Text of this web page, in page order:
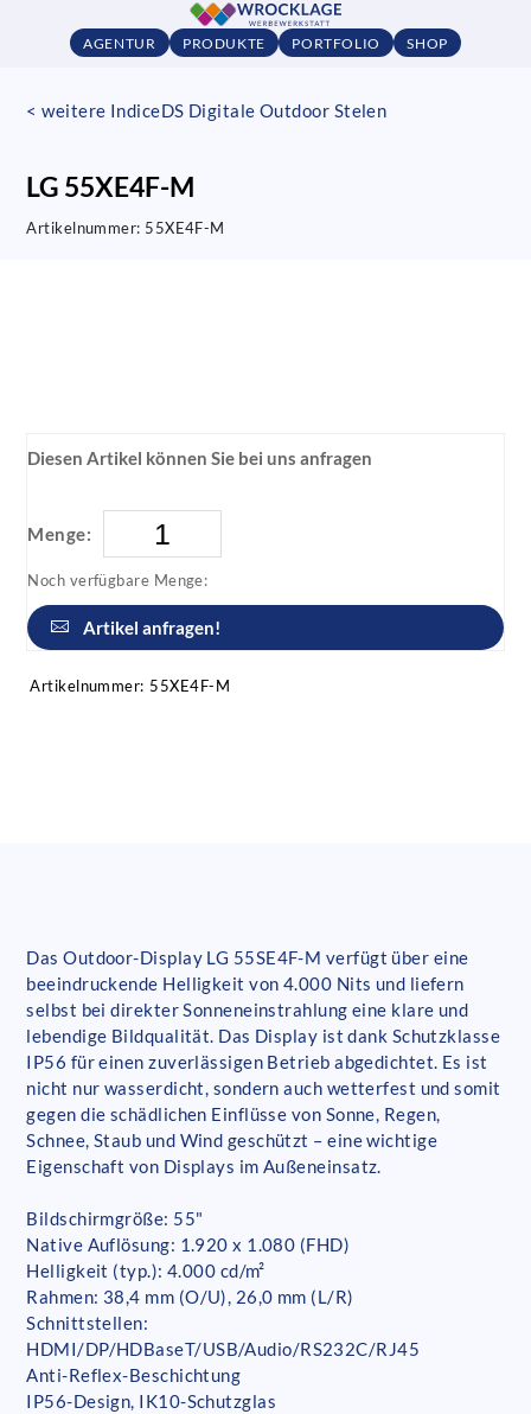
AGENTUR PRODUKTE PORTFOLIO SHOP
< weitere IndiceDS Digitale Outdoor Stelen
LG 55XE4F-M
Artikelnummer: 55XE4F-M
Diesen Artikel können Sie bei uns anfragen
Menge:
Noch verfügbare Menge:
Artikel anfragen!
Artikelnummer: 55XE4F-M
Das Outdoor-Display LG 55SE4F-M verfügt über eine
beeindruckende Helligkeit von 4.000 Nits und liefern
selbst bei direkter Sonneneinstrahlung eine klare und
lebendige Bildqualität. Das Display ist dank Schutzklasse
IP56 für einen zuverlässigen Betrieb abgedichtet. Es ist
nicht nur wasserdicht, sondern auch wetterfest und somit
gegen die schädlichen Einflüsse von Sonne, Regen,
Schnee, Staub und Wind geschützt – eine wichtige
Eigenschaft von Displays im Außeneinsatz.
Bildschirmgröße: 55"
Native Auflösung: 1.920 x 1.080 (FHD)
Helligkeit (typ.): 4.000 cd/m²
Rahmen: 38,4 mm (O/U), 26,0 mm (L/R)
Schnittstellen:
HDMI/DP/HDBaseT/USB/Audio/RS232C/RJ45
Anti-Reflex-Beschichtung
IP56-Design, IK10-Schutzglas